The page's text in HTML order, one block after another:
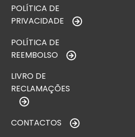
POLÍTICA DE
PRIVACIDADE
POLÍTICA DE
REEMBOLSO
LIVRO DE
RECLAMAÇÕES
CONTACTOS